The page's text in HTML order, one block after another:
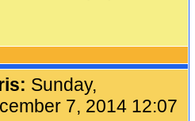
Sunday,
7, 2014 12:07